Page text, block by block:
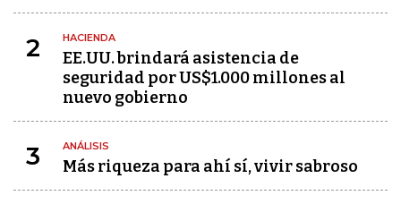
2 HACIENDA
EE.UU. brindará asistencia de
seguridad por US$1.000 millones al
nuevo gobierno
3 ANÁLISIS
Más riqueza para ahí sí, vivir sabroso